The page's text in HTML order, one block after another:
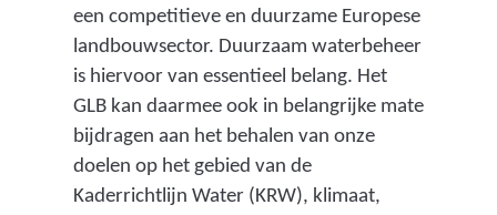
een competitieve en duurzame Europese
landbouwsector. Duurzaam waterbeheer
is hiervoor van essentieel belang. Het
GLB kan daarmee ook in belangrijke mate
bijdragen aan het behalen van onze
doelen op het gebied van de
Kaderrichtlijn Water (KRW), klimaat,